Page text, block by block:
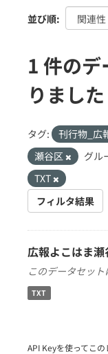
並び順
1 件の
りました
タグ: 刊行物_広
瀬谷区
グル
TXT
フィルタ結果
広報よこはま
このデータセッ
TXT
API Keyを使ってこ